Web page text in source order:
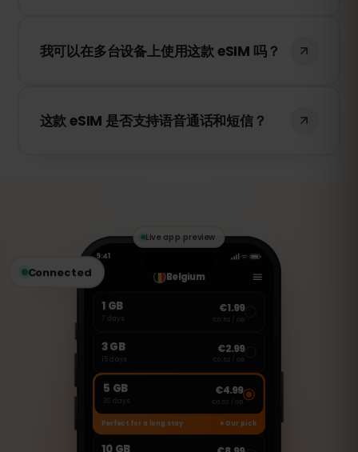
塞浦路斯 提供 5G 网络的地区支持 5G，确
我可以在多台设备上使用这款 eSIM 吗？
用。如果您更换设备，则需要购买新的
这款 eSIM 是否支持语音通话和短信？